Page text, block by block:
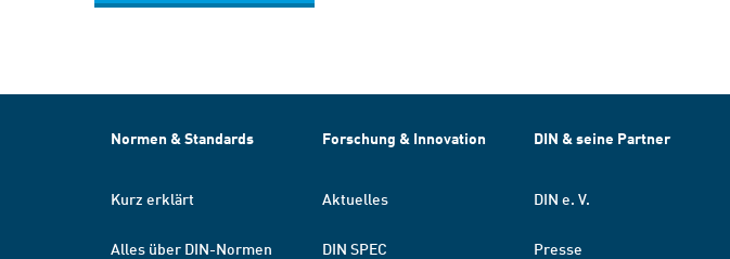
Normen & Standards
Kurz erklärt
Alles über DIN-Normen
Forschung & Innovation
Aktuelles
DIN SPEC
DIN & seine Partner
DIN e. V.
Presse